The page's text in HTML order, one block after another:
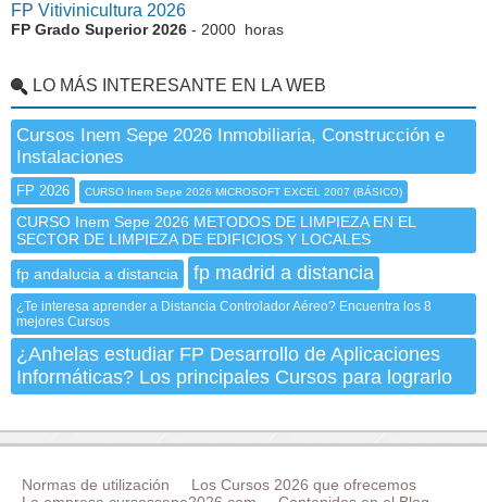
FP Vitivinicultura 2026
FP Grado Superior 2026 - 2000 horas
LO MÁS INTERESANTE EN LA WEB
Cursos Inem Sepe 2026 Inmobiliaria, Construcción e
Instalaciones
FP 2026 CURSO Inem Sepe 2026 MICROSOFT EXCEL 2007 (BÁSICO)
CURSO Inem Sepe 2026 METODOS DE LIMPIEZA EN EL
SECTOR DE LIMPIEZA DE EDIFICIOS Y LOCALES
fp andalucia a distancia
fp madrid a distancia
¿Te interesa aprender a Distancia Controlador Aéreo? Encuentra los 8
mejores Cursos
¿Anhelas estudiar FP Desarrollo de Aplicaciones
Informáticas? Los principales Cursos para lograrlo
Normas de utilización
Los Cursos 2026 que ofrecemos